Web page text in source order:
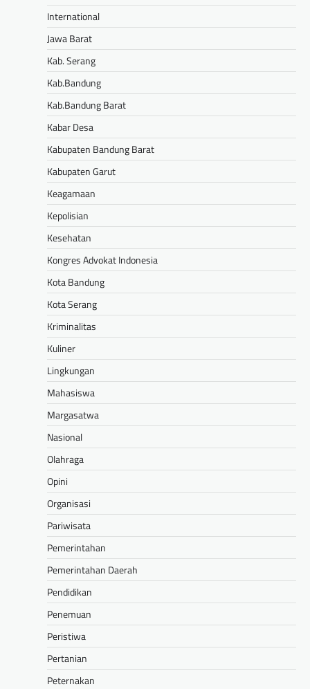
International
Jawa Barat
Kab. Serang
Kab.Bandung
Kab.Bandung Barat
Kabar Desa
Kabupaten Bandung Barat
Kabupaten Garut
Keagamaan
Kepolisian
Kesehatan
Kongres Advokat Indonesia
Kota Bandung
Kota Serang
Kriminalitas
Kuliner
Lingkungan
Mahasiswa
Margasatwa
Nasional
Olahraga
Opini
Organisasi
Pariwisata
Pemerintahan
Pemerintahan Daerah
Pendidikan
Penemuan
Peristiwa
Pertanian
Peternakan